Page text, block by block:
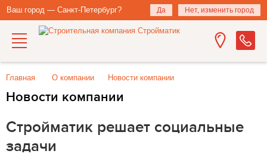
Ваш город — Санкт-Петербург? Да Нет, изменить город
Главная О компании Новости компании
Новости компании
Стройматик решает социальные
задачи